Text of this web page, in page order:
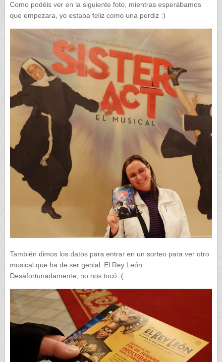
Como podéis ver en la siguiente foto, mientras esperábamos
que empezara, yo estaba feliz como una perdiz :)
También dimos los datos para entrar en un sorteo para ver otro
musical que ha de ser genial: El Rey León.
Desafortunadamente, no nos tocó :(